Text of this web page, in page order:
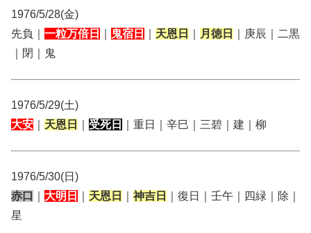
1976/5/28(金)
先負｜ 一粒万倍日 鬼宿日 天恩日 月徳日
｜庚辰｜二黒
｜閉｜鬼
1976/5/29(土)
大安
天恩日 受死日 ｜重日｜辛巳｜三碧｜建｜柳
1976/5/30(日)
赤口
大明日 天恩日 神吉日
｜復日｜壬午｜四緑｜除｜
星